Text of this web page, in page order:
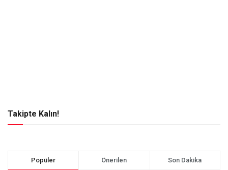
Takipte Kalın!
Popüler Önerilen Son Dakika